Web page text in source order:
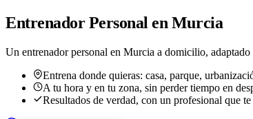
Entrenador Personal en Murcia
Un entrenador personal en Murcia a domicilio,
Entrena donde quieras: casa, parque,
A tu hora y en tu zona, sin perder tiempo en
Resultados de verdad, con un profesional que te